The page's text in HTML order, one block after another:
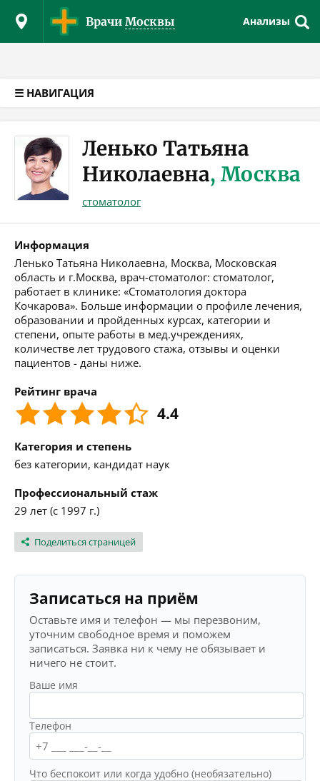
Врачи Москвы Анализы
☰ НАВИГАЦИЯ
Ленько Татьяна
Николаевна, Москва
стоматолог
Информация
Ленько Татьяна Николаевна, Москва, Московская
область и г.Москва, врач-стоматолог: стоматолог,
работает в клинике: «Стоматология доктора
Кочкарова». Больше информации о профиле лечения,
образовании и пройденных курсах, категории и
степени, опыте работы в мед.учреждениях,
количестве лет трудового стажа, отзывы и оценки
пациентов - даны ниже.
Рейтинг врача
4.4
Категория и степень
без категории, кандидат наук
Профессиональный стаж
29 лет (с 1997 г.)
Поделиться страницей
Записаться на приём
Оставьте имя и телефон — мы перезвоним,
уточним свободное время и поможем
записаться. Заявка ни к чему не обязывает и
ничего не стоит.
Ваше имя
Телефон
Что беспокоит или когда удобно (необязательно)